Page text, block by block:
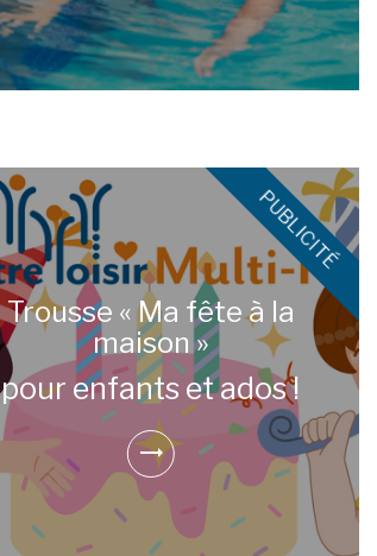
Trousse « Ma fête à la
maison »
pour enfants et ados !